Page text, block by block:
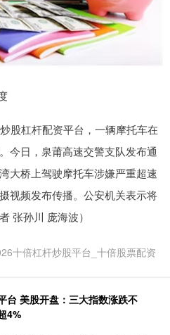
股杠杆配资平台，一辆摩托车在
今日，泉莆高速交警支队发布通
大桥上驾驶摩托车涉嫌严重超速
视频发布传播。公安机关表示将
张孙川 庞海波）
十倍杠杆炒股平台_十倍股票配资
台 美股开盘：三大指数涨跌不
4%